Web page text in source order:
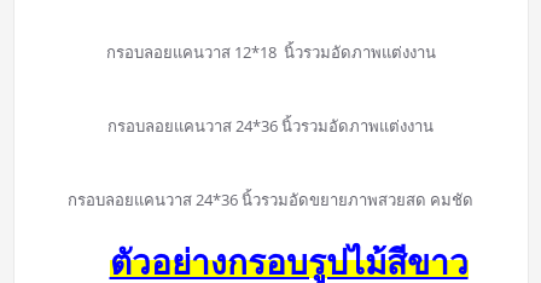
กรอบลอยแคนวาส 12*18 นิ้วรวมอัดภาพแต่งงาน
กรอบลอยแคนวาส 24*36 นิ้วรวมอัดภาพแต่งงาน
กรอบลอยแคนวาส 24*36 นิ้วรวมอัดขยายภาพสวยสด คมชัด
ตัวอย่างกรอบรูปไม้สีขาว